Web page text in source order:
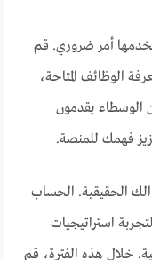
أمر ضروري. قم
الوظائف المتاحة،
الوسطاء يقدمون
فهمك للمنصة.
الحقيقية. الحساب
استراتيجيات
خلال هذه الفترة، قم